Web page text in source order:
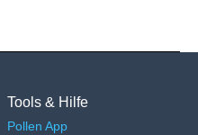
Tools & Hilfe
Pollen App